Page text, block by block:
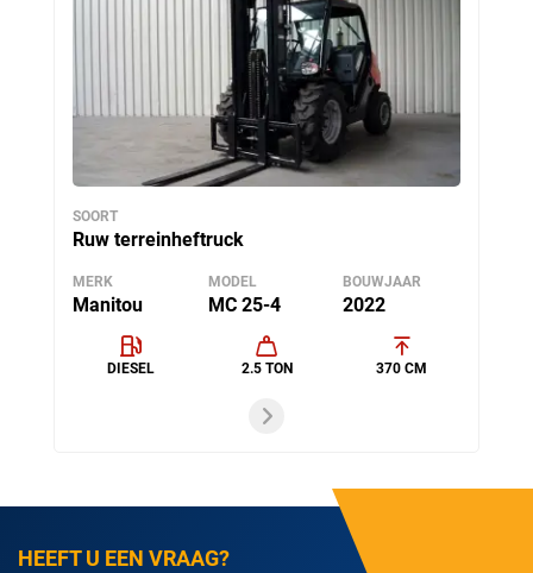
SOORT
Ruw terreinheftruck
MERK
Manitou
MODEL
MC 25-4
BOUWJAAR
2022
DIESEL 2.5 TON 370 CM
HEEFT U EEN VRAAG?